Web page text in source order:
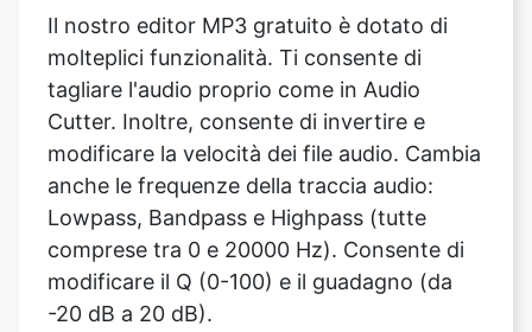
Cutter. Inoltre, consente di invertire e
modificare la velocità dei file audio. Cambia
anche le frequenze della traccia audio:
Lowpass, Bandpass e Highpass (tutte
comprese tra 0 e 20000 Hz). Consente di
modificare il Q (0-100) e il guadagno (da
-20 dB a 20 dB).
Come posso salvare la traccia